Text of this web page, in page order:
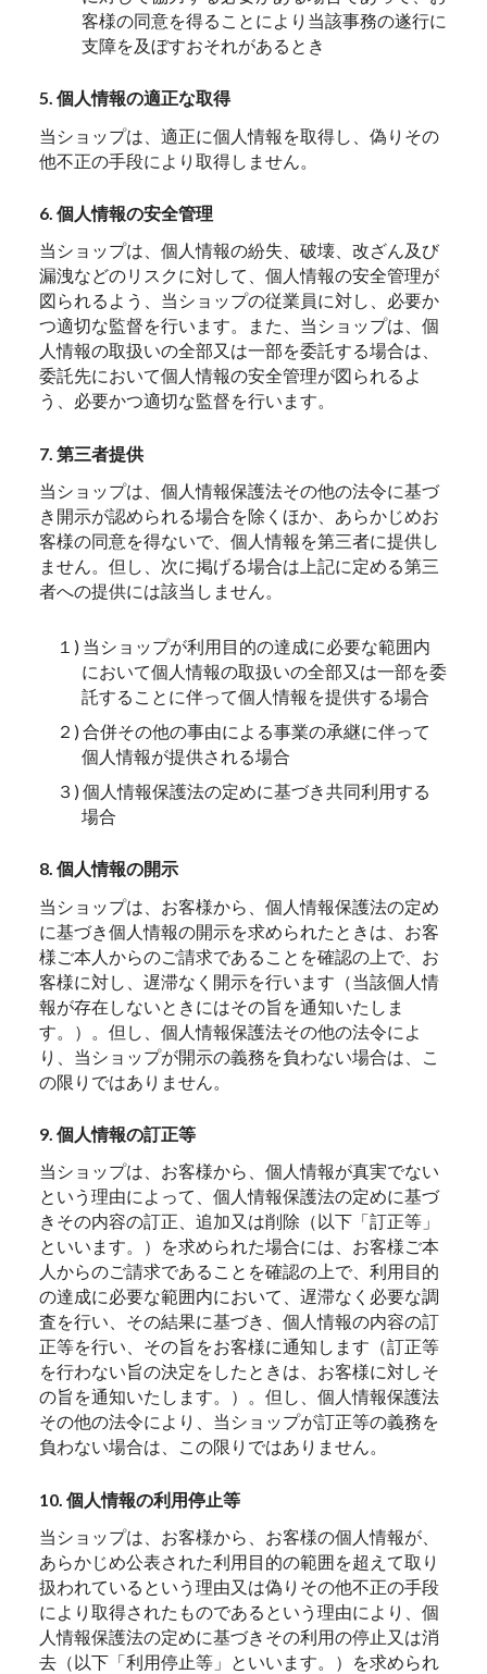
客様の同意を得ることにより当該事務の遂行に
支障を及ぼすおそれがあるとき
5. 個人情報の適正な取得
当ショップは、適正に個人情報を取得し、偽りその
他不正の手段により取得しません。
6. 個人情報の安全管理
当ショップは、個人情報の紛失、破壊、改ざん及び
漏洩などのリスクに対して、個人情報の安全管理が
図られるよう、当ショップの従業員に対し、必要か
つ適切な監督を行います。また、当ショップは、個
人情報の取扱いの全部又は一部を委託する場合は、
委託先において個人情報の安全管理が図られるよ
う、必要かつ適切な監督を行います。
7. 第三者提供
当ショップは、個人情報保護法その他の法令に基づ
き開示が認められる場合を除くほか、あらかじめお
客様の同意を得ないで、個人情報を第三者に提供し
ません。但し、次に掲げる場合は上記に定める第三
者への提供には該当しません。
１) 当ショップが利用目的の達成に必要な範囲内
において個人情報の取扱いの全部又は一部を委
託することに伴って個人情報を提供する場合
２) 合併その他の事由による事業の承継に伴って
個人情報が提供される場合
３) 個人情報保護法の定めに基づき共同利用する
場合
8. 個人情報の開示
当ショップは、お客様から、個人情報保護法の定め
に基づき個人情報の開示を求められたときは、お客
様ご本人からのご請求であることを確認の上で、お
客様に対し、遅滞なく開示を行います（当該個人情
報が存在しないときにはその旨を通知いたしま
す。）。但し、個人情報保護法その他の法令によ
り、当ショップが開示の義務を負わない場合は、こ
の限りではありません。
9. 個人情報の訂正等
当ショップは、お客様から、個人情報が真実でない
という理由によって、個人情報保護法の定めに基づ
きその内容の訂正、追加又は削除（以下「訂正等」
といいます。）を求められた場合には、お客様ご本
人からのご請求であることを確認の上で、利用目的
の達成に必要な範囲内において、遅滞なく必要な調
査を行い、その結果に基づき、個人情報の内容の訂
正等を行い、その旨をお客様に通知します（訂正等
を行わない旨の決定をしたときは、お客様に対しそ
の旨を通知いたします。）。但し、個人情報保護法
その他の法令により、当ショップが訂正等の義務を
負わない場合は、この限りではありません。
10. 個人情報の利用停止等
当ショップは、お客様から、お客様の個人情報が、
あらかじめ公表された利用目的の範囲を超えて取り
扱われているという理由又は偽りその他不正の手段
により取得されたものであるという理由により、個
人情報保護法の定めに基づきその利用の停止又は消
去（以下「利用停止等」といいます。）を求められ